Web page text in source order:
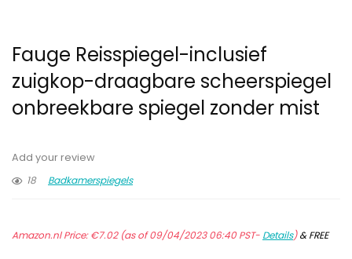
Fauge Reisspiegel-inclusief
zuigkop-draagbare scheerspiegel
onbreekbare spiegel zonder mist
Add your review
18
Badkamerspiegels
Amazon.nl Price:€7.02(as of 09/04/2023 06:40 PST- Details)&FREE